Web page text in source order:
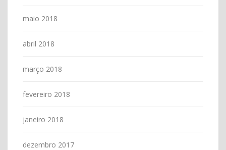
maio 2018
abril 2018
março 2018
fevereiro 2018
janeiro 2018
dezembro 2017